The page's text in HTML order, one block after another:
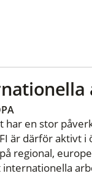
en stor
är därför aktivt
regional,